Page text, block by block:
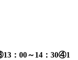
：00～14：30④1